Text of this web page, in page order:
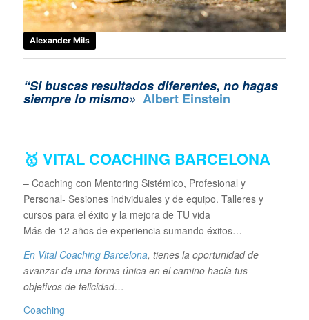
Alexander Mils
“Si buscas resultados diferentes, no hagas
siempre lo mismo» Albert Einstein
🥇 VITAL COACHING BARCELONA
– Coaching con Mentoring Sistémico, Profesional y
Personal- Sesiones individuales y de equipo. Talleres y
cursos para el éxito y la mejora de TU vida
Más de 12 años de experiencia sumando éxitos…
En Vital Coaching Barcelona, tienes la oportunidad de
avanzar de una forma única en el camino hacía tus
objetivos de felicidad…
Coaching